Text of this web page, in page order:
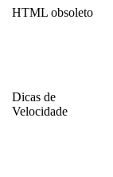
HTML obsoleto
Dicas de
Velocidade